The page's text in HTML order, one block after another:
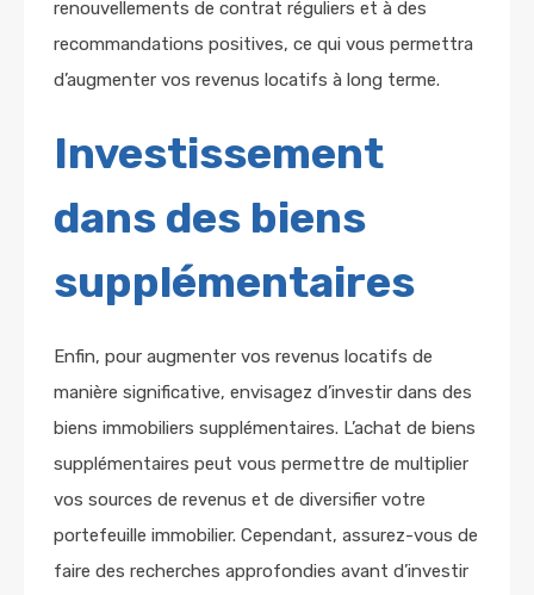
renouvellements de contrat réguliers et à des
recommandations positives, ce qui vous permettra
d’augmenter vos revenus locatifs à long terme.
Investissement
dans des biens
supplémentaires
Enfin, pour augmenter vos revenus locatifs de
manière significative, envisagez d’investir dans des
biens immobiliers supplémentaires. L’achat de biens
supplémentaires peut vous permettre de multiplier
vos sources de revenus et de diversifier votre
portefeuille immobilier. Cependant, assurez-vous de
faire des recherches approfondies avant d’investir